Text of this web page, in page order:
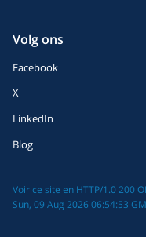
Volg ons
Facebook
X
LinkedIn
Blog
Voir ce site en HTTP/1.0 200
Sun, 09 Aug 2026 06:54:53